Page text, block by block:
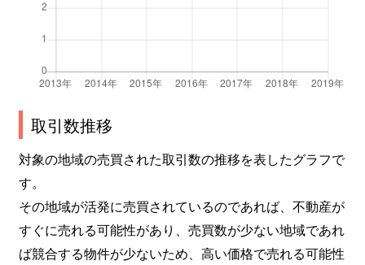
取引数推移
対象の地域の売買された取引数の推移を表したグラフで
す。
その地域が活発に売買されているのであれば、不動産が
すぐに売れる可能性があり、売買数が少ない地域であれ
ば競合する物件が少ないため、高い価格で売れる可能性